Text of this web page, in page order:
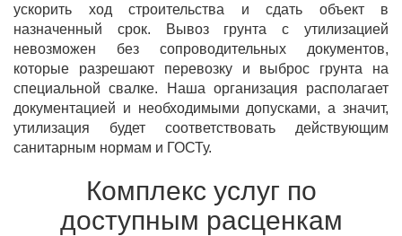
ускорить ход строительства и сдать объект в
назначенный срок. Вывоз грунта с утилизацией
невозможен без сопроводительных документов,
которые разрешают перевозку и выброс грунта на
специальной свалке. Наша организация располагает
документацией и необходимыми допусками, а значит,
утилизация будет соответствовать действующим
санитарным нормам и ГОСТу.
Комплекс услуг по
доступным расценкам